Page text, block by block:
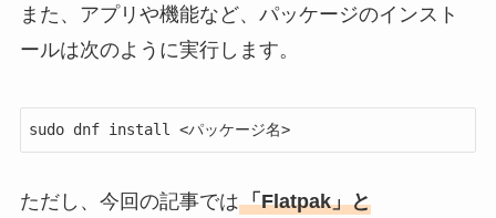
また、アプリや機能など、パッケージのインスト
ールは次のように実行します。
sudo dnf install <パッケージ名>
ただし、今回の記事では「Flatpak」と